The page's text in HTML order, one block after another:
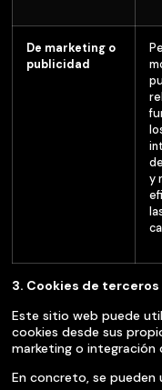
De marketing o
publicidad
y
3. Cookies de terceros
Este sitio web puede
cookies desde sus
marketing o integración
En concreto, se pueden